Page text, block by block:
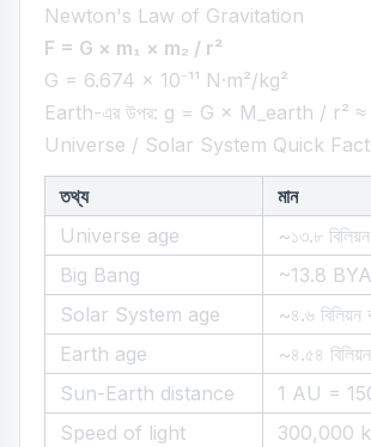
Newton's Law of Gravitation
F = G × m₁ × m₂ / r²
G = 6.674 × 10⁻¹¹ N·m²/kg²
Earth-এর উপর: g = G × M_earth / r² ≈
Universe / Solar System Quick
তথ্য
মান
Universe age
~১৩.৮
Big Bang
~13.8 BYA
Solar System age
~৪.৬ বিলিয়ন
Earth age
~৪.৫৪
Sun-Earth distance
1 AU =
Speed of light
300,000